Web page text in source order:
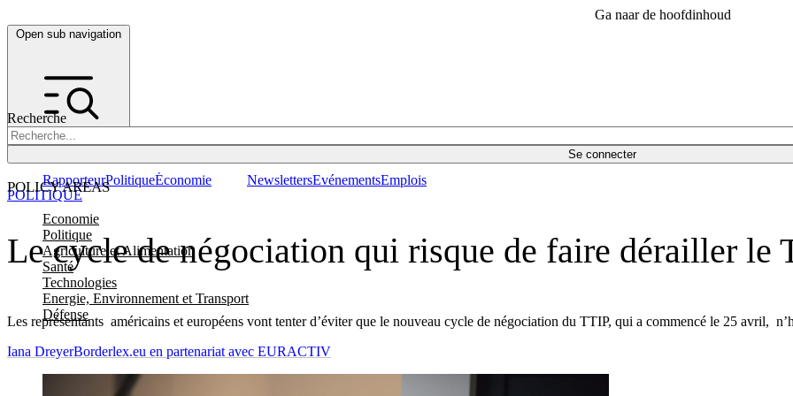
Ga naar de hoofdinhoud
Open sub navigation
Recherche
Se connecter
POLICY AREAS
Economie
Politique
Agriculture et Alimentation
Santé
Technologies
Energie, Environnement et Transport
Défense
RapporteurPolitiqueÉconomie NewslettersEvénementsEmplois
Le cycle de négociation qui risque de faire dérailler le
Les représentants américains et européens vont tenter d’éviter que le nouveau cycle de négociation du TTIP, qui a commencé le 25 avril,
POLITIQUE
Iana DreyerBorderlex.eu en partenariat avec EURACTIV